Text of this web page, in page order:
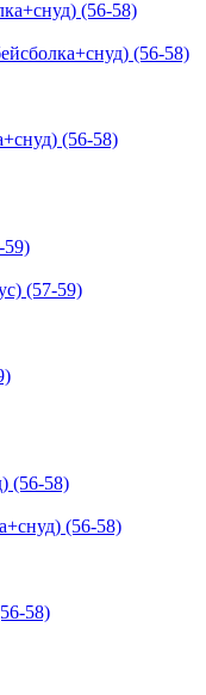
(56-58)
(56-58)
(57-59)
(56-58)
58)